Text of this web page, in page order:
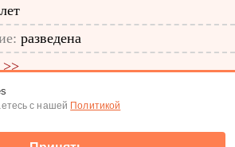
разведена
>>
с нашей Политикой